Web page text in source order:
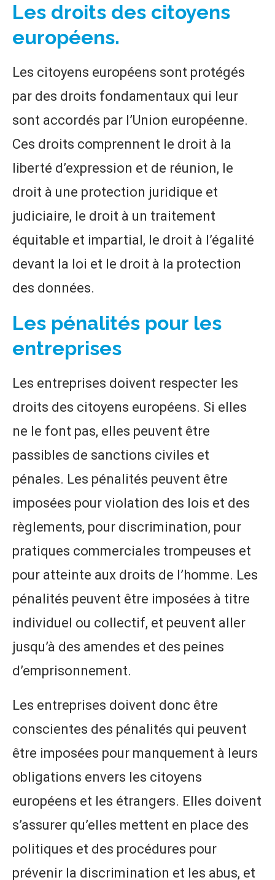
Les droits des citoyens
européens.
Les citoyens européens sont protégés
par des droits fondamentaux qui leur
sont accordés par l’Union européenne.
Ces droits comprennent le droit à la
liberté d’expression et de réunion, le
droit à une protection juridique et
judiciaire, le droit à un traitement
équitable et impartial, le droit à l’égalité
devant la loi et le droit à la protection
des données.
Les pénalités pour les
entreprises
Les entreprises doivent respecter les
droits des citoyens européens. Si elles
ne le font pas, elles peuvent être
passibles de sanctions civiles et
pénales. Les pénalités peuvent être
imposées pour violation des lois et des
règlements, pour discrimination, pour
pratiques commerciales trompeuses et
pour atteinte aux droits de l’homme. Les
pénalités peuvent être imposées à titre
individuel ou collectif, et peuvent aller
jusqu’à des amendes et des peines
d’emprisonnement.
Les entreprises doivent donc être
conscientes des pénalités qui peuvent
être imposées pour manquement à leurs
obligations envers les citoyens
européens et les étrangers. Elles doivent
s’assurer qu’elles mettent en place des
politiques et des procédures pour
prévenir la discrimination et les abus, et